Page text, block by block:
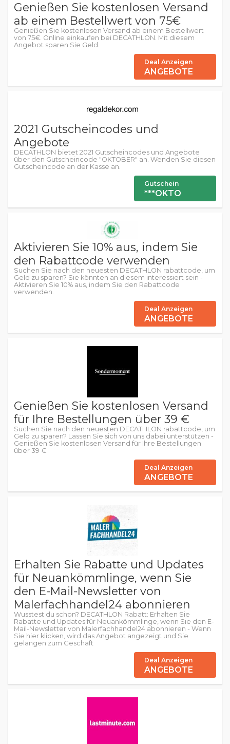
Genießen Sie kostenlosen Versand
ab einem Bestellwert von 75€
Genießen Sie kostenlosen Versand ab einem Bestellwert
von 75€. Online einkaufen bei DECATHLON. Mit diesem
Angebot sparen Sie Geld.
Deal Anzeigen
ANGEBOTE
2021 Gutscheincodes und
Angebote
DECATHLON bietet 2021 Gutscheincodes und Angebote
über den Gutscheincode "OKTOBER" an. Wenden Sie diesen
Gutscheincode an der Kasse an.
Gutschein
***OKTO
Aktivieren Sie 10% aus, indem Sie
den Rabattcode verwenden
Suchen Sie nach den neuesten DECATHLON rabattcode, um
Geld zu sparen? Sie könnten an diesem interessiert sein -
Aktivieren Sie 10% aus, indem Sie den Rabattcode
verwenden.
Deal Anzeigen
ANGEBOTE
Genießen Sie kostenlosen Versand
für Ihre Bestellungen über 39 €
Suchen Sie nach den neuesten DECATHLON rabattcode, um
Geld zu sparen? Lassen Sie sich von uns dabei unterstützen -
Genießen Sie kostenlosen Versand für Ihre Bestellungen
über 39 €.
Deal Anzeigen
ANGEBOTE
Erhalten Sie Rabatte und Updates
für Neuankömmlinge, wenn Sie
den E-Mail-Newsletter von
Malerfachhandel24 abonnieren
Wusstest du schon? DECATHLON Rabatt: Erhalten Sie
Rabatte und Updates für Neuankömmlinge, wenn Sie den E-
Mail-Newsletter von Malerfachhandel24 abonnieren - Wenn
Sie hier klicken, wird das Angebot angezeigt und Sie
gelangen zum Geschäft
Deal Anzeigen
ANGEBOTE